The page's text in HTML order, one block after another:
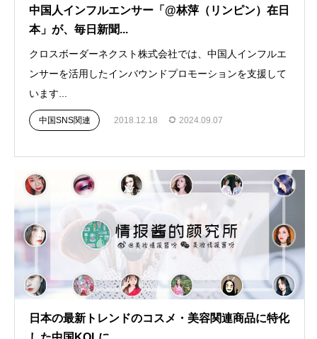
中国人インフルエンサー「@林萍（リンピン）在日
本」が、毎日新聞...
クロスボーダーネクスト株式会社では、中国人インフルエ
ンサーを活用したインバウンドプロモーションを支援して
います...
中国SNS関連 2018.12.18 2024.09.07
日本の最新トレンドのコスメ・美容関連商品に特化